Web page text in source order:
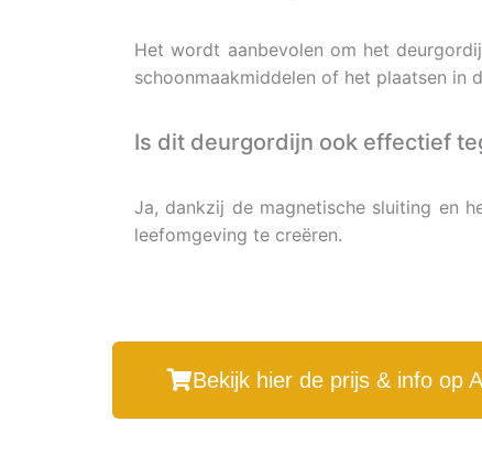
Het wordt aanbevolen om het
schoonmaakmiddelen of het plaatsen in
Is dit deurgordijn ook effectief
Ja, dankzij de magnetische sluiting en
leefomgeving te creëren.
Bekijk hier de prijs & info op